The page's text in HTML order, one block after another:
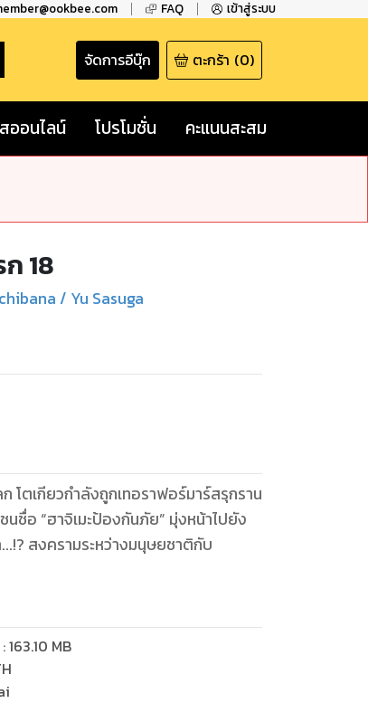
FAQ เข้าสู่ระบบ
จัดการอีบุ๊ก ตะกร้า (0)
ออนไลน์ โปรโมชั่น คะแนนสะสม
18
/ Yu Sasuga
โตเกียวกำลังถูกเทอราฟอร์มาร์สรุกราน
ชื่อ “ฮาจิเมะป้องกันภัย” มุ่งหน้าไปยัง
สงครามระหว่างมนุษยชาติกับ
163.10 MB